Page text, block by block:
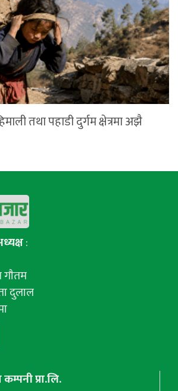
तथा पहाडी दुर्गम क्षेत्रमा अझै
:
गाैतम
दुलाल
प्रा.लि.